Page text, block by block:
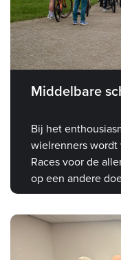
Middelbare
Bij het
wielrenners wordt
Races voor de
op een andere